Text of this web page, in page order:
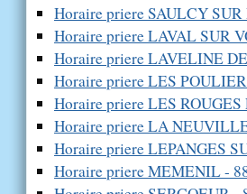
Horaire priere SAULCY
Horaire priere LAVAL SUR
Horaire priere LAVELINE
Horaire priere LES
Horaire priere LES
Horaire priere LA
Horaire priere LEPANGES
Horaire priere MEMENIL -